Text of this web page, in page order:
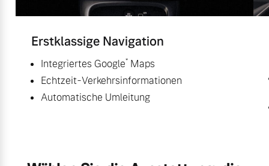
Erstklassige Navigation
Integriertes Google* Maps
Echtzeit-Verkehrsinformationen
Automatische Umleitung